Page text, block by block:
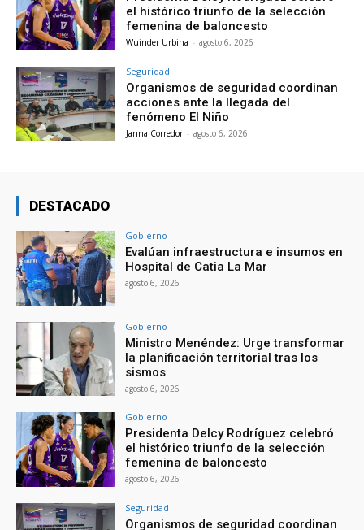
el histórico triunfo de la selección
femenina de baloncesto
Wuinder Urbina - agosto 6, 2026
Seguridad
Organismos de seguridad coordinan
acciones ante la llegada del
fenómeno El Niño
Janna Corredor - agosto 6, 2026
DESTACADO
Gobierno
Evalúan infraestructura e insumos en
Hospital de Catia La Mar
agosto 6, 2026
Gobierno
Ministro Menéndez: Urge transformar
la planificación territorial tras los
sismos
agosto 6, 2026
Gobierno
Presidenta Delcy Rodríguez celebró
el histórico triunfo de la selección
femenina de baloncesto
agosto 6, 2026
Seguridad
Organismos de seguridad coordinan